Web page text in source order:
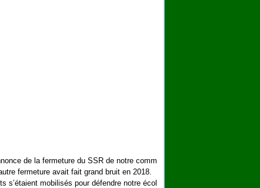
de la fermeture du SSR de notre comm
fermeture avait fait grand bruit en 2018.
s’étaient mobilisés pour défendre notre écol